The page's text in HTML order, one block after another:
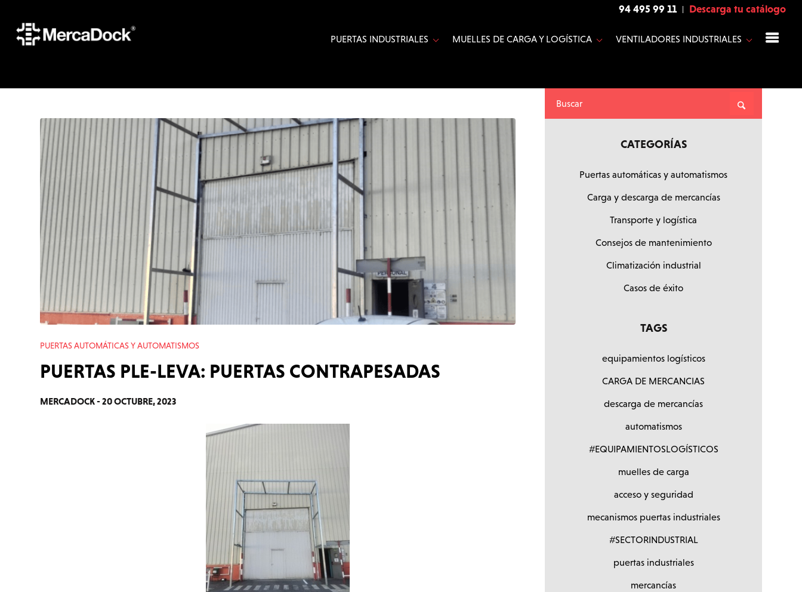
94 495 99 11 Descarga tu catálogo
PUERTAS INDUSTRIALES MUELLES DE CARGA Y LOGÍSTICA VENTILADORES INDUSTRIALES
PUERTAS AUTOMÁTICAS Y AUTOMATISMOS
PUERTAS PLE-LEVA: PUERTAS CONTRAPESADAS
MERCADOCK -20 OCTUBRE, 2023
CATEGORÍAS
Puertas automáticas y automatismos
Carga y descarga de mercancías
Transporte y logística
Consejos de mantenimiento
Climatización industrial
Casos de éxito
TAGS
equipamientos logísticos
CARGA DE MERCANCIAS
descarga de mercancías
automatismos
#EQUIPAMIENTOSLOGÍSTICOS
muelles de carga
acceso y seguridad
mecanismos puertas industriales
#SECTORINDUSTRIAL
puertas industriales
mercancías